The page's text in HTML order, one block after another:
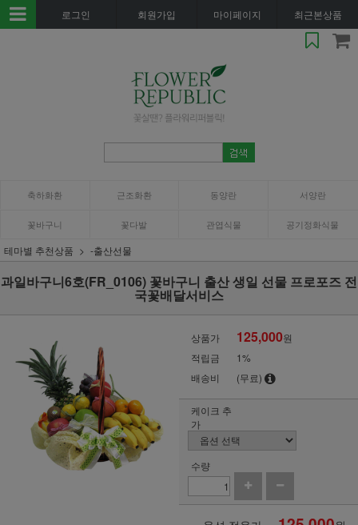
로그인 회원가입 마이페이지 최근본상품
축하화환 근조화환 동양란 서양란
꽃바구니 꽃다발 관엽식물 공기정화식물
테마별 추천상품 -출산선물
과일바구니6호(FR_0106) 꽃바구니 출산 생일 선물 프로포즈 전
국꽃배달서비스
상품가 125,000원
적립금
1%
배송비
(무료)
케이크 추
가
수량